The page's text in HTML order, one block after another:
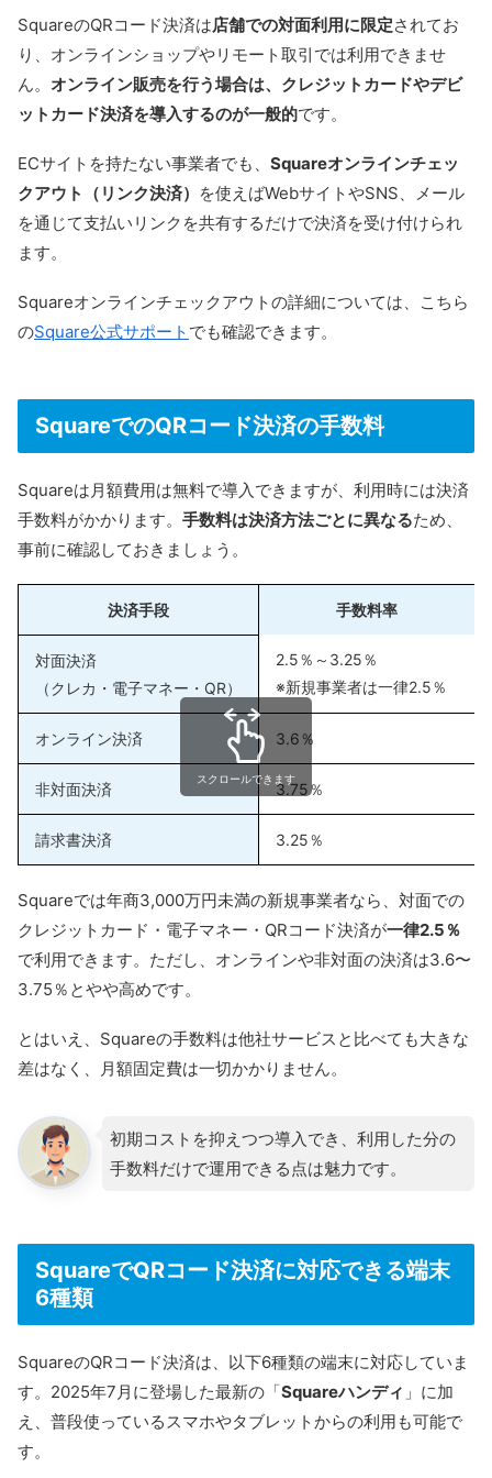
SquareのQRコード決済は店舗での対面利用に限定されてお
り、オンラインショップやリモート取引では利用できませ
ん。 オンライン販売を行う場合は、クレジットカードやデビ
ットカード決済を導入するのが一般的です。
ECサイトを持たない事業者でも、 Squareオンラインチェッ
クアウト（リンク決済） を使えばWebサイトやSNS、メール
を通じて支払いリンクを共有するだけで決済を受け付けられ
ます。
Squareオンラインチェックアウトの詳細については、こちら
のSquare公式サポート でも確認できます。
SquareでのQRコード決済の手数料
Squareは月額費用は無料で導入できますが、利用時には決済
手数料がかかります。 手数料は決済方法ごとに異なるため、
事前に確認しておきましょう。
決済手段 手数料率
対面決済
（クレカ・電子マネー・QR）
2.5％～3.25％
※新規事業者は一律2.5％
オンライン決済 3.6％
非対面決済 3.75％
請求書決済 3.25％
スクロールできます
Squareでは年商3,000万円未満の新規事業者なら、対面での
クレジットカード・電子マネー・QRコード決済が一律2.5％
で利用できます。ただし、オンラインや非対面の決済は3.6〜
3.75％とやや高めです。
とはいえ、Squareの手数料は他社サービスと比べても大きな
差はなく、月額固定費は一切かかりません。
初期コストを抑えつつ導入でき、利用した分の
手数料だけで運用できる点は魅力です。
SquareでQRコード決済に対応できる端末
6種類
SquareのQRコード決済は、以下6種類の端末に対応していま
す。2025年7月に登場した最新の「Squareハンディ 」に加
え、普段使っているスマホやタブレットからの利用も可能で
す。